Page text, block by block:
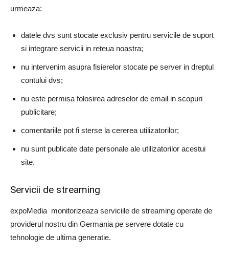
urmeaza:
datele dvs sunt stocate exclusiv pentru servicile de suport
si integrare servicii in reteua noastra;
nu intervenim asupra fisierelor stocate pe server in dreptul
contului dvs;
nu este permisa folosirea adreselor de email in scopuri
publicitare;
comentariile pot fi sterse la cererea utilizatorilor;
nu sunt publicate date personale ale utilizatorilor acestui
site.
Servicii de streaming
expoMedia monitorizeaza serviciile de streaming operate de
providerul nostru din Germania pe servere dotate cu
tehnologie de ultima generatie.